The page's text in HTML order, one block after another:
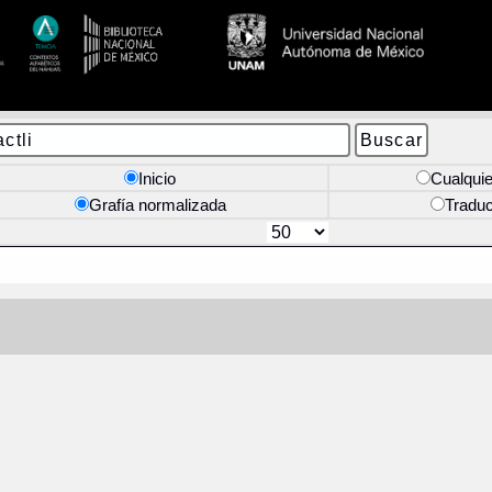
Inicio
Grafía normalizada